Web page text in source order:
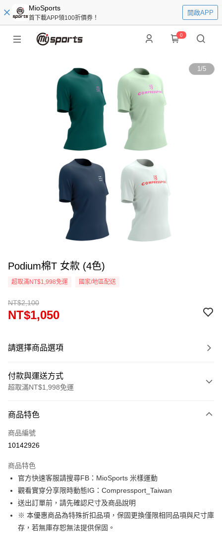
MioSports
首下載APP領100折價券！
開啟APP
0
1/5
Podium棉T 女款 (4色)
超取滿NT$1,998免運 國家/地區配送
NT$2,100
NT$1,050
請選擇商品選項
付款與運送方式
超取滿NT$1,998免運
信用卡一次付款
信用卡分期付款
合作金庫商業銀行
華南商業銀行
彰化商業銀行
上海商業儲蓄銀行
台北富邦商業銀行
國泰世華商業銀行
兆豐國際商業銀行
臺灣中小企業銀行
台中商業銀行
匯豐（台灣）商業銀行
聯邦商業銀行
6 期 0 利率 每期
華南商業銀行
彰化商業銀行
上海商業儲蓄銀行
台北富邦商業銀行
國泰世華商業銀行
兆豐國際商業銀行
臺灣中小企業銀行
12 期 0 利率 每期
合作金庫商業銀行
第一商業銀行
上海商業儲蓄銀行
台北富邦商業銀行
國泰世華商業銀行
LINE Pay
Apple Pay
商品特色
商品編號
10142926
商品特色
官方快速客服請搜尋FB：MioSports 米樣運動
觀看實穿分享限時動態IG：Compressport_Taiwan
送出訂單前，請先確認尺寸及商品說明
※ 本優惠商品為特殊折扣品項，保固更換僅限相同品項與尺寸庫
存，若無庫存恕無法提供保固。